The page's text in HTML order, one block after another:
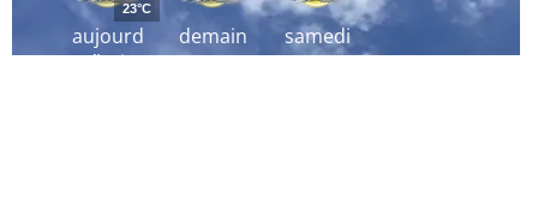
aujourd
´hui
23°C
demain samedi